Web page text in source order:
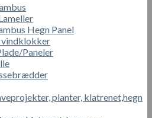
Hegn Panel
vindklokker
Paneler
planter, klatrenet,hegn